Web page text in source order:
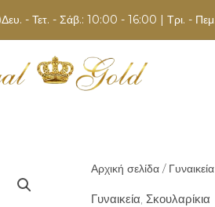
Δευ. - Τετ. - Σάβ.: 10:00 - 16:00 | Τρι. -
Αρχική σελίδα / Γυναικεία
Γυναικεία Σκουλαρίκια